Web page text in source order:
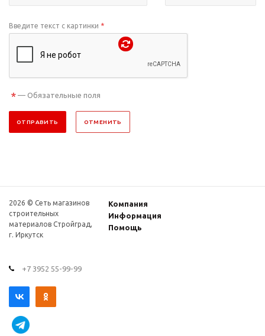
Введите текст с картинки *
* — Обязательные поля
ОТПРАВИТЬ ОТМЕНИТЬ
2026 © Сеть магазинов
строительных
материалов Стройград,
г. Иркутск
Компания
Информация
Помощь
+7 3952 55-99-99